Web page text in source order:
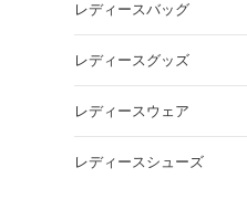
レディースバッグ
レディースグッズ
レディースウェア
レディースシューズ